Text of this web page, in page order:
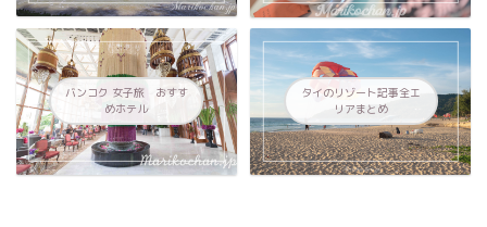
バンコク 女子旅 おすす
めホテル
タイのリゾート記事全エ
リアまとめ